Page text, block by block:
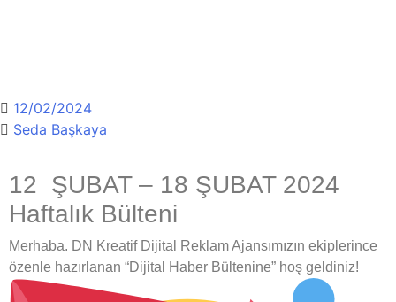
12/02/2024
Seda Başkaya
12 ŞUBAT – 18 ŞUBAT 2024
Haftalık Bülteni
Merhaba. DN Kreatif Dijital Reklam Ajansımızın ekiplerince
özenle hazırlanan “Dijital Haber Bültenine” hoş geldiniz!